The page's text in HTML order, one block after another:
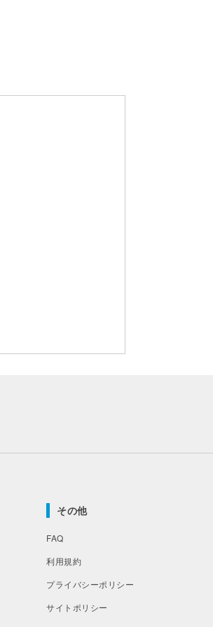
その他
FAQ
利用規約
プライバシーポリシー
サイトポリシー